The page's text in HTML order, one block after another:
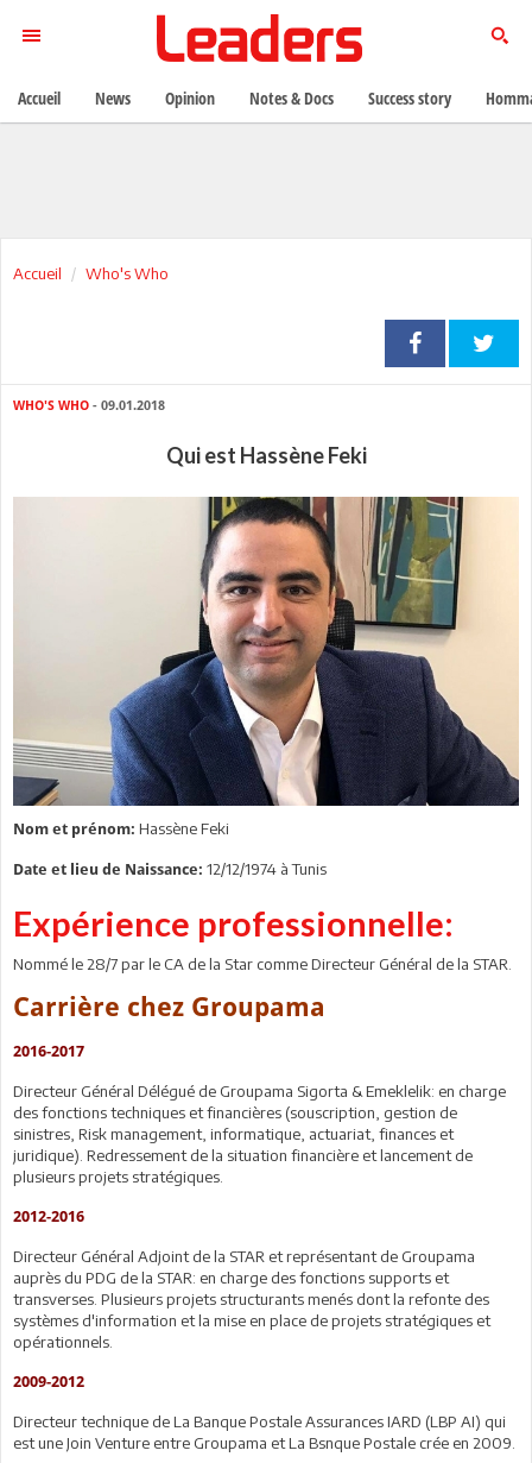
Accueil Who's Who
WHO'S WHO - 09.01.2018
Qui est Hassène Feki
Nom et prénom: Hassène Feki
Date et lieu de Naissance: 12/12/1974 à Tunis
Expérience professionnelle:
Nommé le 28/7 par le CA de la Star comme Directeur Général de la STAR.
Carrière chez Groupama
2016-2017
Directeur Général Délégué de Groupama Sigorta & Emeklelik: en charge
des fonctions techniques et financières (souscription, gestion de
sinistres, Risk management, informatique, actuariat, finances et
juridique). Redressement de la situation financière et lancement de
plusieurs projets stratégiques.
2012-2016
Directeur Général Adjoint de la STAR et représentant de Groupama
auprès du PDG de la STAR: en charge des fonctions supports et
transverses. Plusieurs projets structurants menés dont la refonte des
systèmes d'information et la mise en place de projets stratégiques et
opérationnels.
2009-2012
Directeur technique de La Banque Postale Assurances IARD (LBP AI) qui
est une Join Venture entre Groupama et La Bsnque Postale crée en 2009.
Accueil News Opinion Notes & Docs Success story